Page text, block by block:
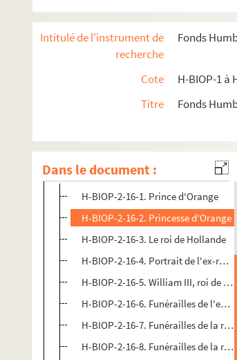
Intitulé de l'instrument de
recherche
Fonds
Cote
H-BIOP-1 à
Titre
Fonds
Dans le document :
H-BIOP-1. Rois et souverains européens
H-BIOP-2. Rois et souverains européens et
H-BIOP-2-13. Rois et souverains de
H-BIOP-2-15. Rois et souverains de
H-BIOP-2-16. Rois et souverains de Pays-
H-BIOP-2-16-1. Prince d'Orange
H-BIOP-2-16-2. Princesse d'Orange
H-BIOP-2-16-3. Le roi de Hollande
H-BIOP-2-16-4. Portrait de l'ex-roi
H-BIOP-2-16-5. William III, roi de
H-BIOP-2-16-6. Funérailles de l'ex-
H-BIOP-2-16-7. Funérailles de la
H-BIOP-2-16-8. Funérailles de la